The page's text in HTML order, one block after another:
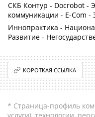
СКБ Контур - Docrobot -
коммуникации - E-Com -
Иннопрактика -
Развитие -
КОРОТКАЯ ССЫЛКА
* Страница-профиль